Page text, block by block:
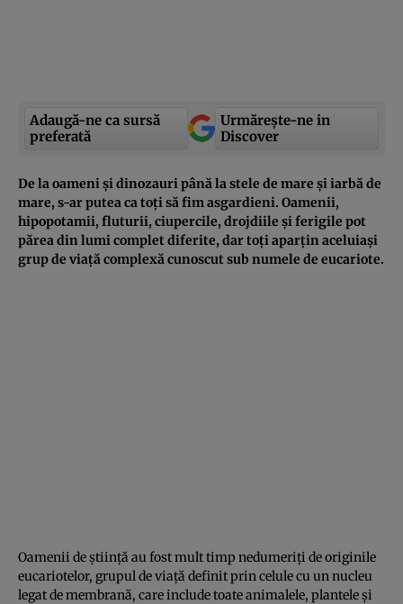
Adaugă-ne ca sursă
preferată
Urmărește-ne in
Discover
De la oameni și dinozauri până la stele de mare și iarbă de
mare, s-ar putea ca toți să fim asgardieni. Oamenii,
hipopotamii, fluturii, ciupercile, drojdiile și ferigile pot
părea din lumi complet diferite, dar toți aparțin aceluiași
grup de viață complexă cunoscut sub numele de eucariote.
Oamenii de știință au fost mult timp nedumeriți de originile
eucariotelor, grupul de viață definit prin celule cu un nucleu
legat de membrană, care include toate animalele, plantele și